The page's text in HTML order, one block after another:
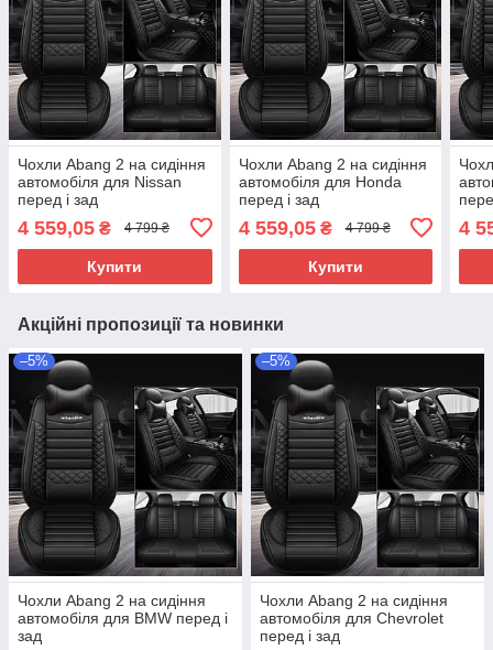
Чохли Abang 2 на сидіння
автомобіля для Nissan
перед і зад
4 559,05 ₴ 4 799 ₴
Купити
Чохли Abang 2 на сидіння
автомобіля для Honda
перед і зад
4 559,05₴ 4 799 ₴
Купити
4
Акційні пропозиції та новинки
–5%
Чохли Abang 2 на сидіння
автомобіля для BMW перед і
зад
–5%
Чохли Abang 2 на сидіння
автомобіля для Chevrolet
перед і зад